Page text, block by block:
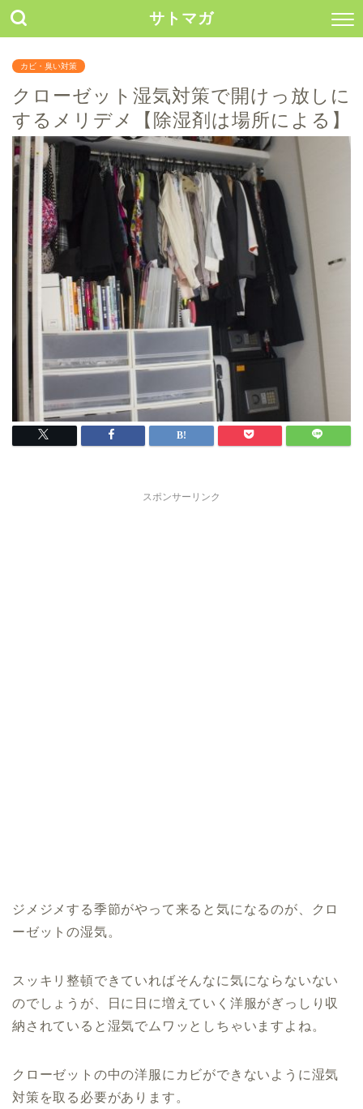
サトマガ
カビ・臭い対策
クローゼット湿気対策で開けっ放しに
するメリデメ【除湿剤は場所による】
スポンサーリンク
ジメジメする季節がやって来ると気になるのが、クロ
ーゼットの湿気。
スッキリ整頓できていればそんなに気にならないない
のでしょうが、日に日に増えていく洋服がぎっしり収
納されていると湿気でムワッとしちゃいますよね。
クローゼットの中の洋服にカビができないように湿気
対策を取る必要があります。